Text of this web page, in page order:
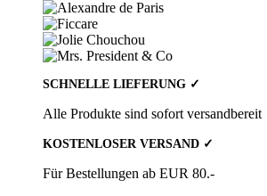
SCHNELLE LIEFERUNG ✓
Alle Produkte sind sofort versandbereit
KOSTENLOSER VERSAND ✓
Für Bestellungen ab EUR 80.-